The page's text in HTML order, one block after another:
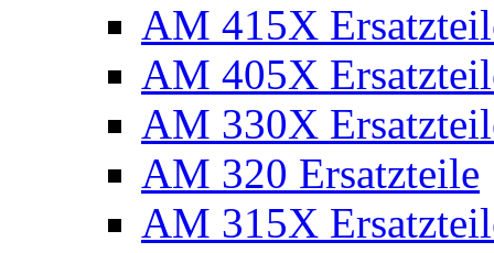
AM 415X
AM 405X
AM 330X
AM 320 Ersatzteile
AM 315X